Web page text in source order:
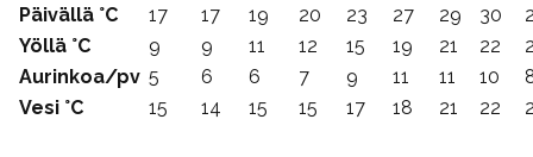
Päivällä °C
17 17 19 20 23 27 29 30
Yöllä °C
9 9 11 12 15 19 21 22
Aurinkoa/pv 5 6 6 7 9 11 11 10
Vesi °C
15 14 15 15 17 18 21 22